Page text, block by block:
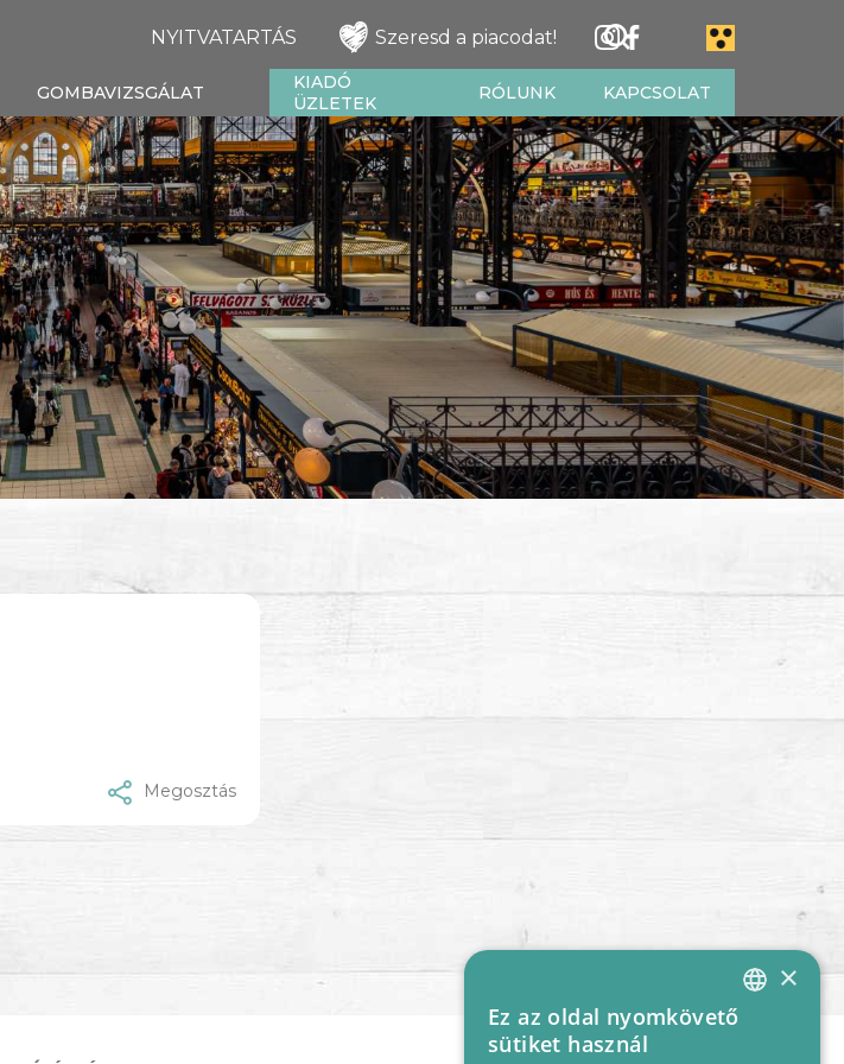
NYITVATARTÁS Szeresd a piacodat!
GOMBAVIZSGÁLAT
KIADÓ
ÜZLETEK
RÓLUNK KAPCSOLAT
Megosztás
HUNGARIAN
×
Ez az oldal nyomkövető
sütiket használ